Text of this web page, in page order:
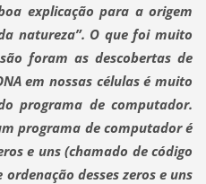
explicação para a origem
natureza”. O que foi muito
foram as descobertas de
em nossas células é muito
programa de computador.
programa de computador é
e uns (chamado de código
desses zeros e uns